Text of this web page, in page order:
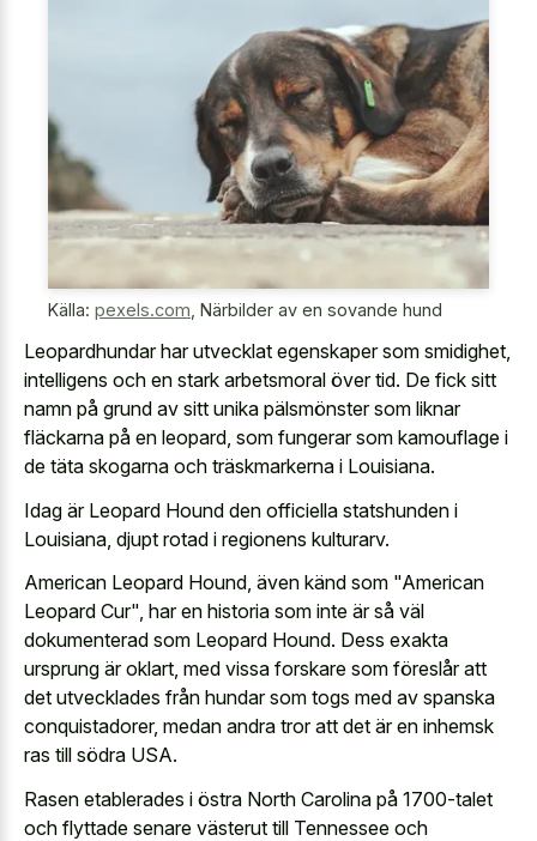
Källa: pexels.com Närbilder av en sovande hund
Leopardhundar har utvecklat egenskaper som smidighet,
intelligens och en stark arbetsmoral över tid. De fick sitt
namn på grund av sitt unika pälsmönster som liknar
fläckarna på en leopard, som fungerar som kamouflage i
de täta skogarna och träskmarkerna i Louisiana.
Idag är Leopard Hound den officiella statshunden i
Louisiana, djupt rotad i regionens kulturarv.
American Leopard Hound, även känd som "American
Leopard Cur", har en historia som inte är så väl
dokumenterad som Leopard Hound. Dess exakta
ursprung är oklart, med vissa forskare som föreslår att
det utvecklades från hundar som togs med av spanska
conquistadorer, medan andra tror att det är en inhemsk
ras till södra USA.
Rasen etablerades i östra North Carolina på 1700-talet
och flyttade senare västerut till Tennessee och